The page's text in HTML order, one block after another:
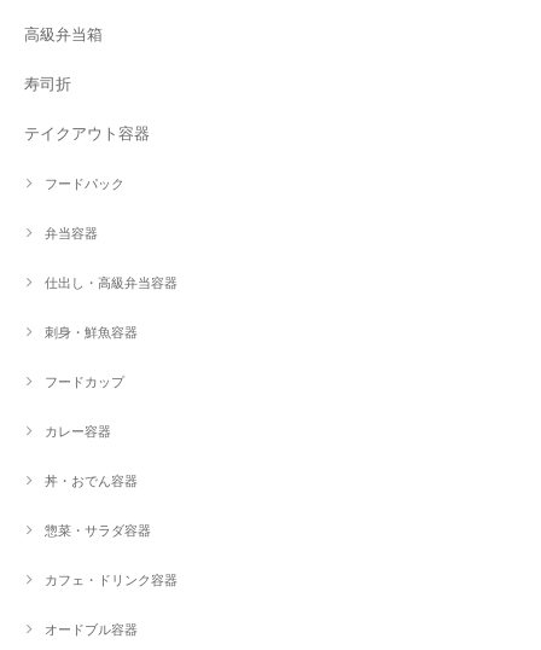
高級弁当箱
寿司折
テイクアウト容器
フードパック
弁当容器
仕出し・高級弁当容器
刺身・鮮魚容器
フードカップ
カレー容器
丼・おでん容器
惣菜・サラダ容器
カフェ・ドリンク容器
オードブル容器